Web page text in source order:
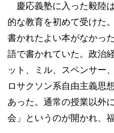
慶応義塾に入った毅陸
的な教育を初めて受けた
書かれたよい本がなかっ
語で書かれていた。政治
ット、ミル、スペンサー
ロサクソン系自由主義思
あった。通常の授業以外
会」というのが開かれ、